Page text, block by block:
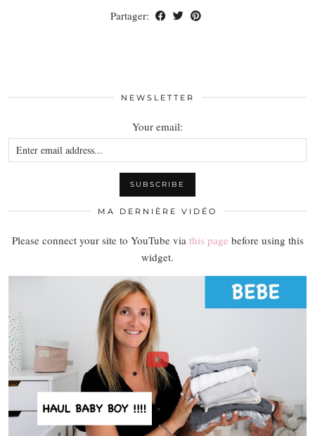
Partager:
NEWSLETTER
Your email:
MA DERNIÈRE VIDÉO
Please connect your site to YouTube via this page before using this
widget.